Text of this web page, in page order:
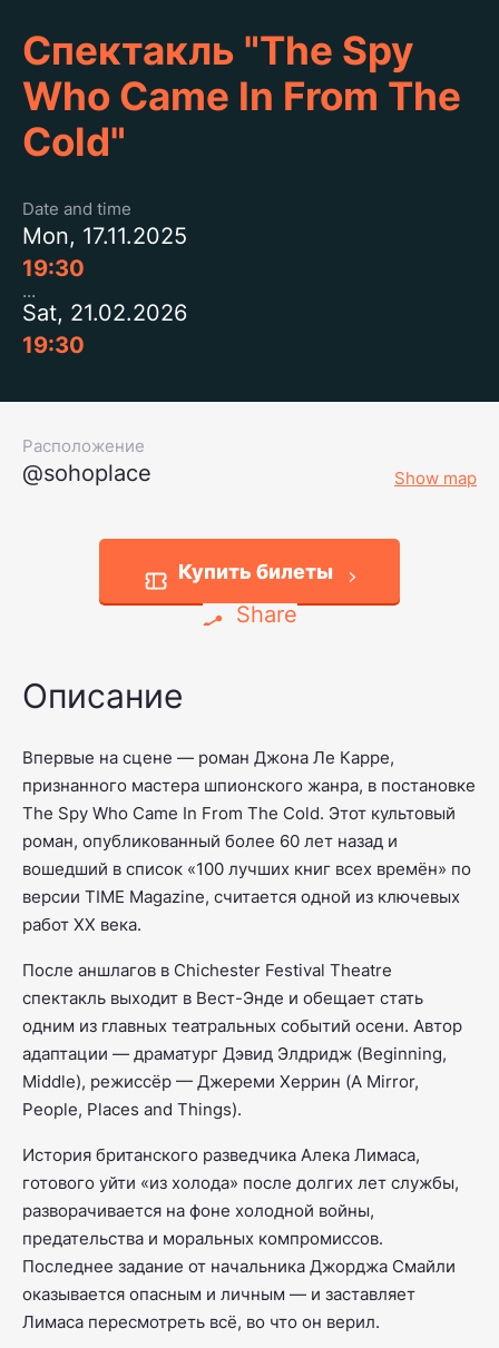
Спектакль "The Spy
Who Came In From The
Cold"
Date and time
Mon, 17.11.2025
19:30
Sat, 21.02.2026
19:30
Расположение
@sohoplace Show map
Купить билеты
Share
Описание
Впервые на сцене — роман Джона Ле Карре,
признанного мастера шпионского жанра, в постановке
The Spy Who Came In From The Cold. Этот культовый
роман, опубликованный более 60 лет назад и
вошедший в список «100 лучших книг всех времён» по
версии TIME Magazine, считается одной из ключевых
работ XX века.
После аншлагов в Chichester Festival Theatre
спектакль выходит в Вест-Энде и обещает стать
одним из главных театральных событий осени. Автор
адаптации — драматург Дэвид Элдридж (Beginning,
Middle), режиссёр — Джереми Херрин (A Mirror,
People, Places and Things).
История британского разведчика Алека Лимаса,
готового уйти «из холода» после долгих лет службы,
разворачивается на фоне холодной войны,
предательства и моральных компромиссов.
Последнее задание от начальника Джорджа Смайли
оказывается опасным и личным — и заставляет
Лимаса пересмотреть всё, во что он верил.